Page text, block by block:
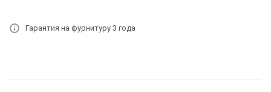
Гарантия на фурнитуру 3 года